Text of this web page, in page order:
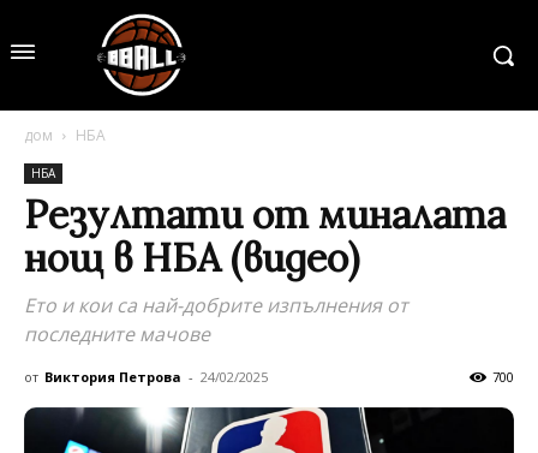
дом НБА
НБА
Резултати от миналата
нощ в НБА (видео)
Ето и кои са най-добрите изпълнения от
последните мачове
от Виктория Петрова - 24/02/2025 700